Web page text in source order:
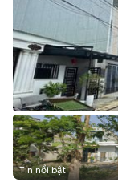
Tin nổi bật